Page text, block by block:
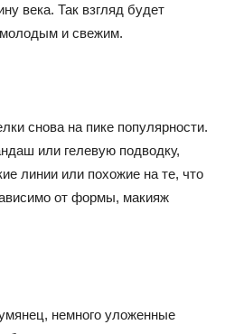
века. Так взгляд будет
и свежим.
снова на пике популярности.
или гелевую подводку,
линии или похожие на те, что
от формы, макияж
немного уложенные